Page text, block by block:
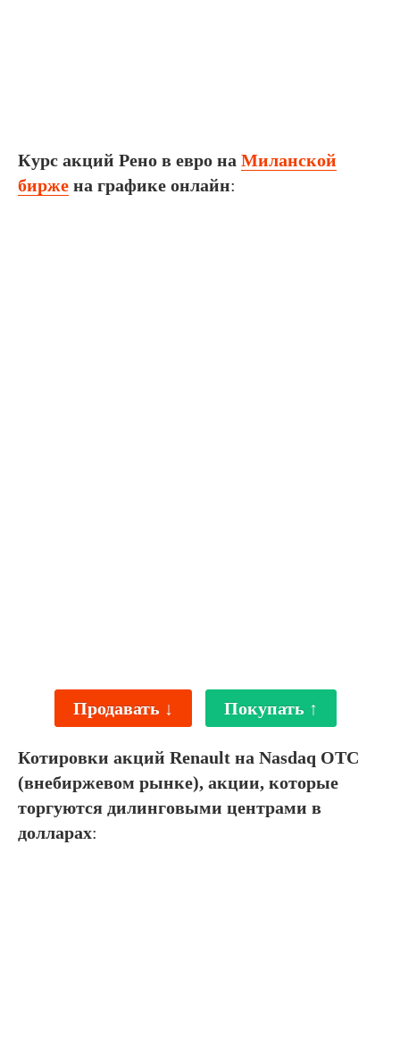
Курс акций Рено в евро на Миланской
бирже на графике онлайн:
Продавать ↓ Покупать ↑
Котировки акций Renault на Nasdaq OTC
(внебиржевом рынке), акции, которые
торгуются дилинговыми центрами в
долларах: